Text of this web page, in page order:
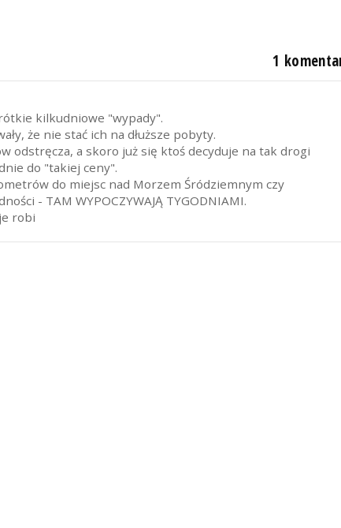
1
kilkudniowe "wypady".
że nie stać ich na dłuższe pobyty.
odstręcza, a skoro już się ktoś decyduje na tak drogi
do "takiej ceny".
do miejsc nad Morzem Śródziemnym czy
- TAM WYPOCZYWAJĄ TYGODNIAMI.
robi